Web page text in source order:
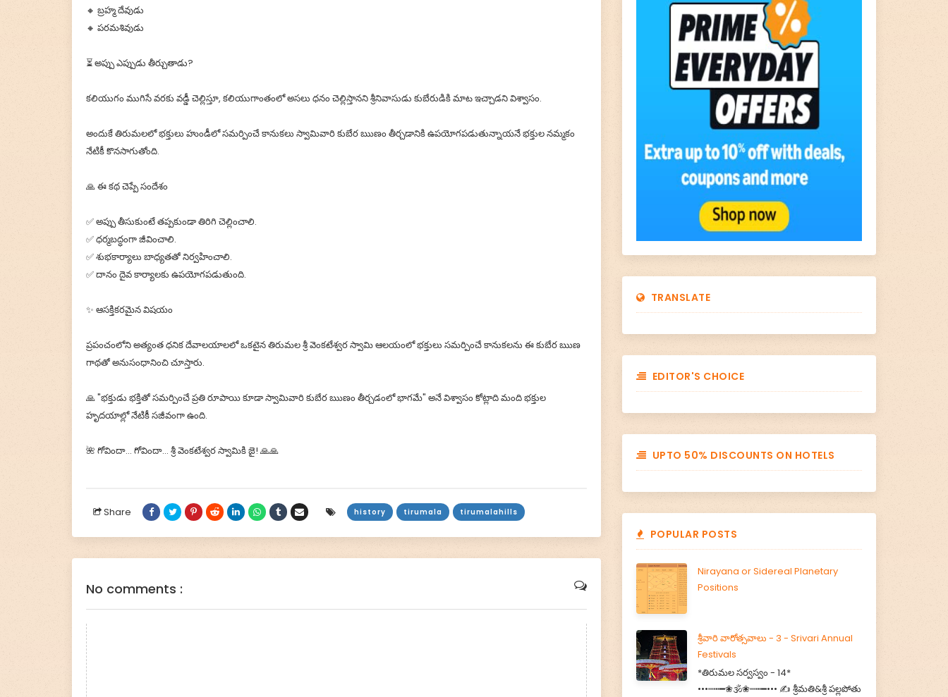
🔸 బ్రహ్మ దేవుడు
🔸 పరమశివుడు
⏳ అప్పు ఎప్పుడు తీర్చుతాడు?
కలియుగం ముగిసే వరకు వడ్డీ చెల్లిస్తూ, కలియుగాంతంలో అసలు ధనం చెల్లిస్తానని శ్రీనివాసుడు కుబేరుడికి మాట ఇచ్చాడని విశ్వాసం.
అందుకే తిరుమలలో భక్తులు హుండీలో సమర్పించే కానుకలు స్వామివారి కుబేర ఋణం తీర్చడానికి ఉపయోగపడుతున్నాయనే భక్తుల నమ్మకం
నేటికీ కొనసాగుతోంది.
🙏 ఈ కథ చెప్పే సందేశం
✅ అప్పు తీసుకుంటే తప్పకుండా తిరిగి చెల్లించాలి.
✅ ధర్మబద్ధంగా జీవించాలి.
✅ శుభకార్యాలు బాధ్యతతో నిర్వహించాలి.
✅ దానం దైవ కార్యాలకు ఉపయోగపడుతుంది.
✨ ఆసక్తికరమైన విషయం
ప్రపంచంలోని అత్యంత ధనిక దేవాలయాలలో ఒకటైన తిరుమల శ్రీ వెంకటేశ్వర స్వామి ఆలయంలో భక్తులు సమర్పించే కానుకలను ఈ కుబేర ఋణ
గాథతో అనుసంధానించి చూస్తారు.
🙏 "భక్తుడు భక్తితో సమర్పించే ప్రతి రూపాయి కూడా స్వామివారి కుబేర ఋణం తీర్చడంలో భాగమే" అనే విశ్వాసం కోట్లాది మంది భక్తుల
హృదయాల్లో నేటికీ సజీవంగా ఉంది.
🌺 గోవిందా... గోవిందా... శ్రీ వెంకటేశ్వర స్వామికి జై! 🙏🙏
Share history tirumala tirumalahills
No comments :
TRANSLATE
EDITOR'S CHOICE
UPTO 50% DISCOUNTS ON HOTELS
POPULAR POSTS
Nirayana or Sidereal Planetary
Positions
శ్రీవారి వారోత్సవాలు - 3 - Srivari Annual
Festivals
*తిరుమల సర్వస్వం - 14*
•••┉┅━❀🕉️❀┉┅━••• ✍️ శ్రీమతి&శ్రీ పల్లపోతు